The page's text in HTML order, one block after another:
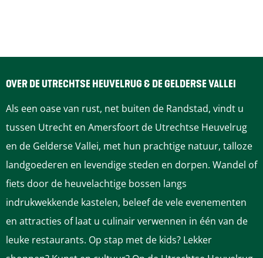
e
z
e
p
a
g
i
n
a
o
e
z
e
p
a
g
i
n
a
o
e
z
e
p
a
g
i
n
a
o
e
z
e
p
a
g
i
n
a
o
e
z
e
p
a
g
i
n
a
o
OVER DE UTRECHTSE HEUVELRUG & DE GELDERSE VALLEI
Als een oase van rust, net buiten de Randstad, vindt u
tussen Utrecht en Amersfoort de Utrechtse Heuvelrug
en de Gelderse Vallei, met hun prachtige natuur, talloze
landgoederen en levendige steden en dorpen. Wandel of
fiets door de heuvelachtige bossen langs
indrukwekkende kastelen, beleef de vele evenementen
en attracties of laat u culinair verwennen in één van de
leuke restaurants. Op stap met de kids? Lekker